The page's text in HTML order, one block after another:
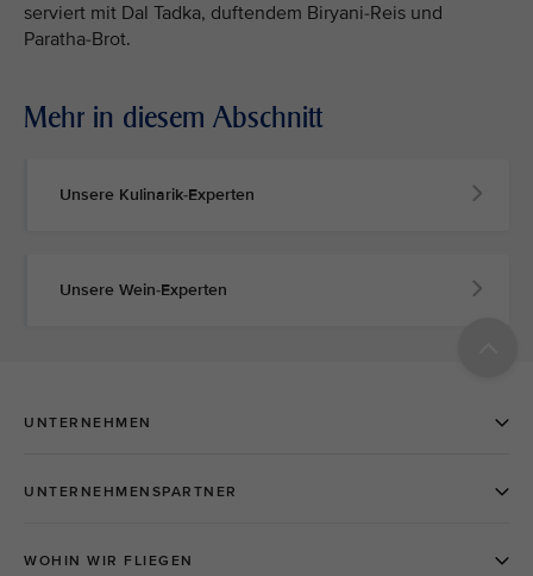
serviert mit Dal Tadka, duftendem Biryani-Reis und
Paratha-Brot.
Mehr in diesem Abschnitt
Unsere Kulinarik-Experten
Unsere Wein-Experten